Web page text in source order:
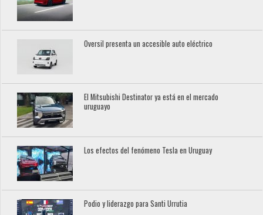
Oversil presenta un accesible auto eléctrico
El Mitsubishi Destinator ya está en el mercado
uruguayo
Los efectos del fenómeno Tesla en Uruguay
Podio y liderazgo para Santi Urrutia